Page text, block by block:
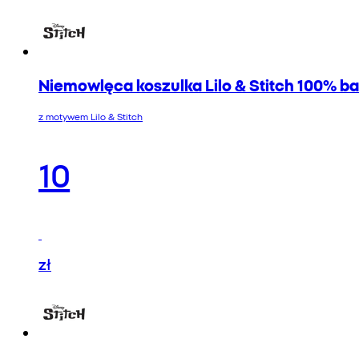
Niemowlęca koszulka Lilo & Stitch 100%
z motywem Lilo & Stitch
10
zł